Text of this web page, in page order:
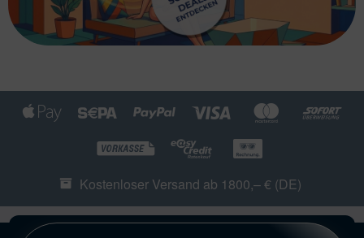
Kostenloser Versand ab 1800,– € (DE)